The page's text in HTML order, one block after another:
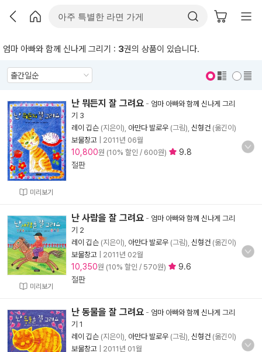
엄마 아빠와 함께 신나게 그리기 : 3권의 상품이 있습니다.
미리보기
난 뭐든지 잘 그려요 - 엄마 아빠와 함께 신나게 그리
기 3
레이 깁슨 (지은이), 아만다 발로우 (그림), 신형건 (옮긴이)
보물창고
2011년 06월
10,800원 (10% 할인 / 600원)
9.8
절판
미리보기
난 사람을 잘 그려요 - 엄마 아빠와 함께 신나게 그리
기 2
레이 깁슨 (지은이), 아만다 발로우 (그림), 신형건 (옮긴이)
보물창고
2011년 02월
10,350원 (10% 할인 / 570원)
9.6
절판
난 동물을 잘 그려요 - 엄마 아빠와 함께 신나게 그리
기 1
레이 깁슨 (지은이), 아만다 발로우 (그림), 신형건 (옮긴이)
보물창고
2011년 01월